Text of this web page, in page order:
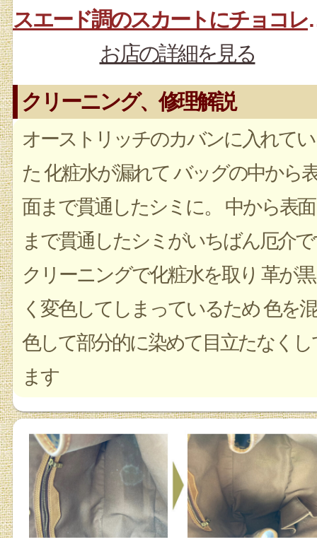
スエー
お店の詳細を見る
クリーニング、修理解説
オーストリッチのカバンに入れてい
た 化粧水が漏れて バッグの中から
面まで貫通したシミに。 中から表面
まで貫通したシミがいちばん厄介
クリーニングで化粧水を取り 革が黒
く変色してしまっているため 色を混
色して部分的に染めて目立たなくし
ます